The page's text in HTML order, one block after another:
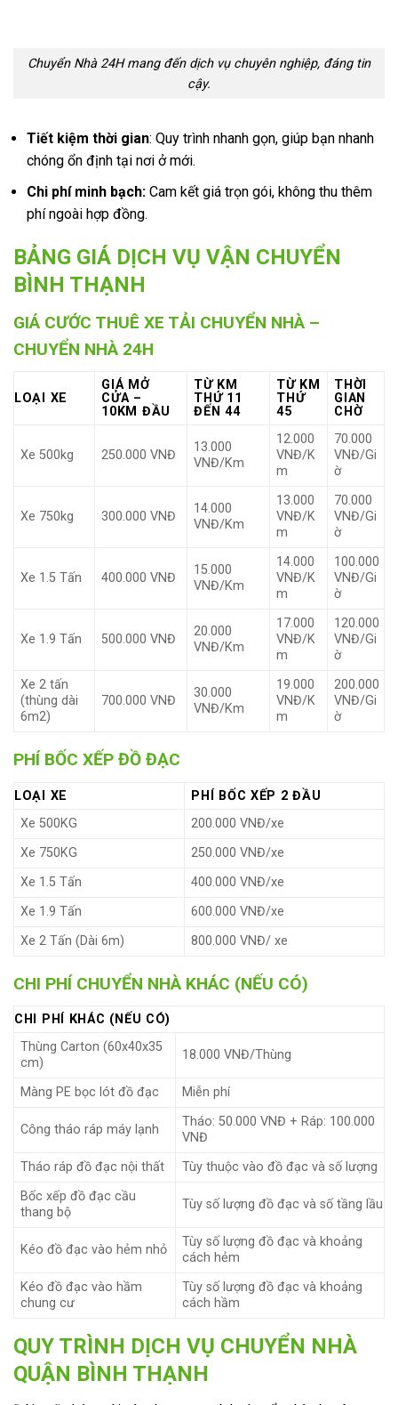
Chuyển Nhà 24H mang đến dịch vụ chuyên nghiệp, đáng tin
cậy.
Tiết kiệm thời gian: Quy trình nhanh gọn, giúp bạn nhanh
chóng ổn định tại nơi ở mới.
Chi phí minh bạch: Cam kết giá trọn gói, không thu thêm
phí ngoài hợp đồng.
BẢNG GIÁ DỊCH VỤ VẬN CHUYỂN
BÌNH THẠNH
GIÁ CƯỚC THUÊ XE TẢI CHUYỂN NHÀ –
CHUYỂN NHÀ 24H
LOẠI XE
GIÁ MỞ
CỬA –
10KM ĐẦU
TỪ KM
THỨ 11
ĐẾN 44
TỪ KM
THỨ
45
THỜI
GIAN
CHỜ
Xe 500kg 250.000 VNĐ
13.000
VNĐ/Km
12.000
VNĐ/K
m
70.000
VNĐ/Gi
ờ
Xe 750kg 300.000 VNĐ
14.000
VNĐ/Km
13.000
VNĐ/K
m
70.000
VNĐ/Gi
ờ
Xe 1.5 Tấn 400.000 VNĐ
15.000
VNĐ/Km
14.000
VNĐ/K
m
100.000
VNĐ/Gi
ờ
Xe 1.9 Tấn 500.000 VNĐ
20.000
VNĐ/Km
17.000
VNĐ/K
m
120.000
VNĐ/Gi
ờ
Xe 2 tấn
(thùng dài
6m2)
700.000 VNĐ
30.000
VNĐ/Km
19.000
VNĐ/K
m
200.000
VNĐ/Gi
ờ
PHÍ BỐC XẾP ĐỒ ĐẠC
LOẠI XE
PHÍ BỐC XẾP 2 ĐẦU
Xe 500KG
200.000 VNĐ/xe
Xe 750KG
250.000 VNĐ/xe
Xe 1.5 Tấn
400.000 VNĐ/xe
Xe 1.9 Tấn
600.000 VNĐ/xe
Xe 2 Tấn (Dài 6m)
800.000 VNĐ/ xe
CHI PHÍ CHUYỂN NHÀ KHÁC (NẾU CÓ)
CHI PHÍ KHÁC (NẾU CÓ)
Thùng Carton (60x40x35
cm)
18.000 VNĐ/Thùng
Màng PE bọc lót đồ đạc Miễn phí
Công tháo ráp máy lạnh
Tháo: 50.000 VNĐ + Ráp: 100.000
VNĐ
Tháo ráp đồ đạc nội thất
Tùy thuộc vào đồ đạc và số lượng
Bốc xếp đồ đạc cầu
thang bộ
Tùy số lượng đồ đạc và số tầng lầu
Kéo đồ đạc vào hẻm nhỏ
Tùy số lượng đồ đạc và khoảng
cách hẻm
Kéo đồ đạc vào hầm
chung cư
Tùy số lượng đồ đạc và khoảng
cách hầm
QUY TRÌNH DỊCH VỤ CHUYỂN NHÀ
QUẬN BÌNH THẠNH